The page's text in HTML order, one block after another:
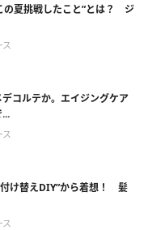
の夏挑戦したこと”とは？ ジ
コルテか。エイジングケア
付け替えDIY”から着想！ 髪